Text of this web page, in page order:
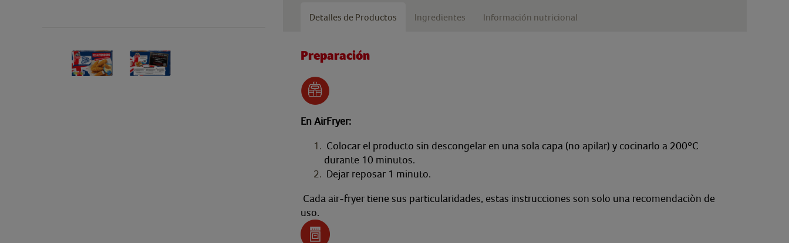
Detalles de Productos Ingredientes Información nutricional
Preparación
En AirFryer:
Colocar el producto sin descongelar en una sola capa (no apilar) y cocinarlo a 200ºC
durante 10 minutos.
Dejar reposar 1 minuto.
Cada air-fryer tiene sus particularidades, estas instrucciones son solo una recomendaciòn de
uso.